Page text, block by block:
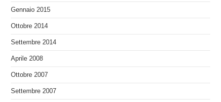
Gennaio 2015
Ottobre 2014
Settembre 2014
Aprile 2008
Ottobre 2007
Settembre 2007